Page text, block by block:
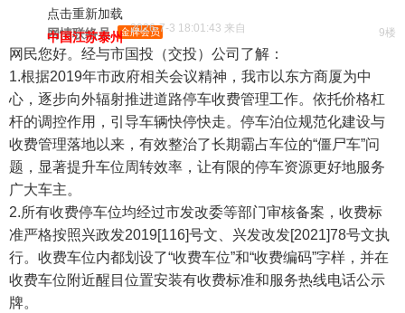
点击重新加载
9楼
网情联络员 金牌会员
2026-7-3 18:01:43 来自
中国江苏泰州
网民您好。经与市国投（交投）公司了解：
1.根据2019年市政府相关会议精神，我市以东方商厦为中
心，逐步向外辐射推进道路停车收费管理工作。依托价格杠
杆的调控作用，引导车辆快停快走。停车泊位规范化建设与
收费管理落地以来，有效整治了长期霸占车位的“僵尸车”问
题，显著提升车位周转效率，让有限的停车资源更好地服务
广大车主。
2.所有收费停车位均经过市发改委等部门审核备案，收费标
准严格按照兴政发2019[116]号文、兴发改发[2021]78号文执
行。收费车位内都划设了“收费车位”和“收费编码”字样，并在
收费车位附近醒目位置安装有收费标准和服务热线电话公示
牌。